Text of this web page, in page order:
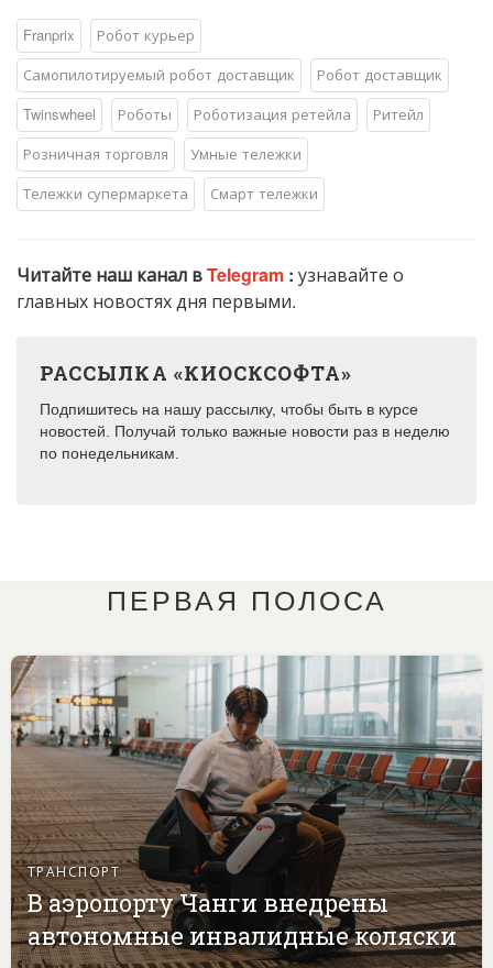
Franprix
Робот курьер
Самопилотируемый робот доставщик
Робот доставщик
Twinswheel
Роботы Роботизация ретейла
Ритейл
Розничная торговля
Умные тележки
Тележки супермаркета
Смарт тележки
Читайте наш канал вTelegram : узнавайте о
главных новостях дня первыми.
РАССЫЛКА «КИОСКСОФТА»
Подпишитесь на нашу рассылку, чтобы быть в курсе
новостей. Получай только важные новости раз в неделю
по понедельникам.
ПЕРВАЯ ПОЛОСА
ТРАНСПОРТ
В аэропорту Чанги внедрены
автономные инвалидные коляски